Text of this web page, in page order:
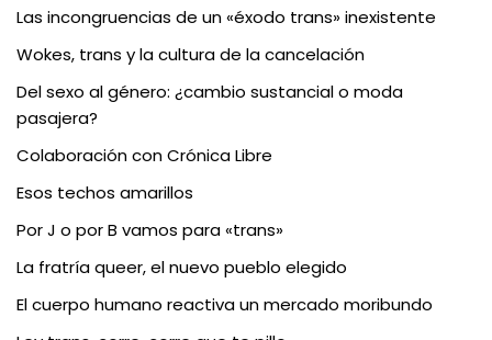
Las incongruencias de un «éxodo trans» inexistente
Wokes, trans y la cultura de la cancelación
Del sexo al género: ¿cambio sustancial o moda
pasajera?
Colaboración con Crónica Libre
Esos techos amarillos
Por J o por B vamos para «trans»
La fratría queer, el nuevo pueblo elegido
El cuerpo humano reactiva un mercado moribundo